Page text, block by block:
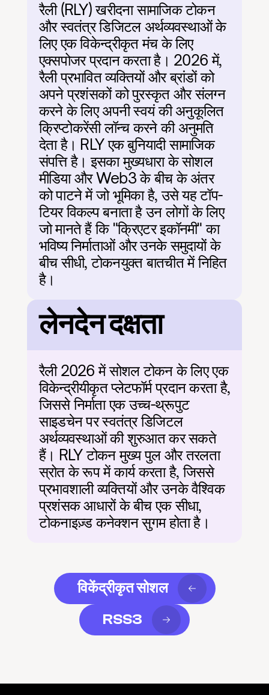
रैली (RLY) खरीदना सामाजिक टोकन
और स्वतंत्र डिजिटल अर्थव्यवस्थाओं के
लिए एक विकेन्द्रीकृत मंच के लिए
एक्सपोजर प्रदान करता है। 2026 में,
रैली प्रभावित व्यक्तियों और ब्रांडों को
अपने प्रशंसकों को पुरस्कृत और संलग्न
करने के लिए अपनी स्वयं की अनुकूलित
क्रिप्टोकरेंसी लॉन्च करने की अनुमति
देता है। RLY एक बुनियादी सामाजिक
संपत्ति है। इसका मुख्यधारा के सोशल
मीडिया और Web3 के बीच के अंतर
को पाटने में जो भूमिका है, उसे यह टॉप-
टियर विकल्प बनाता है उन लोगों के लिए
जो मानते हैं कि "क्रिएटर इकॉनमी" का
भविष्य निर्माताओं और उनके समुदायों के
बीच सीधी, टोकनयुक्त बातचीत में निहित
है।
लेनदेन दक्षता
रैली 2026 में सोशल टोकन के लिए एक
विकेन्द्रीयीकृत प्लेटफॉर्म प्रदान करता है,
जिससे निर्माता एक उच्च-थ्रूपुट
साइडचेन पर स्वतंत्र डिजिटल
अर्थव्यवस्थाओं की शुरुआत कर सकते
हैं। RLY टोकन मुख्य पुल और तरलता
स्रोत के रूप में कार्य करता है, जिससे
प्रभावशाली व्यक्तियों और उनके वैश्विक
प्रशंसक आधारों के बीच एक सीधा,
टोकनाइज़्ड कनेक्शन सुगम होता है।
विकेंद्रीकृत सोशल
RSS3